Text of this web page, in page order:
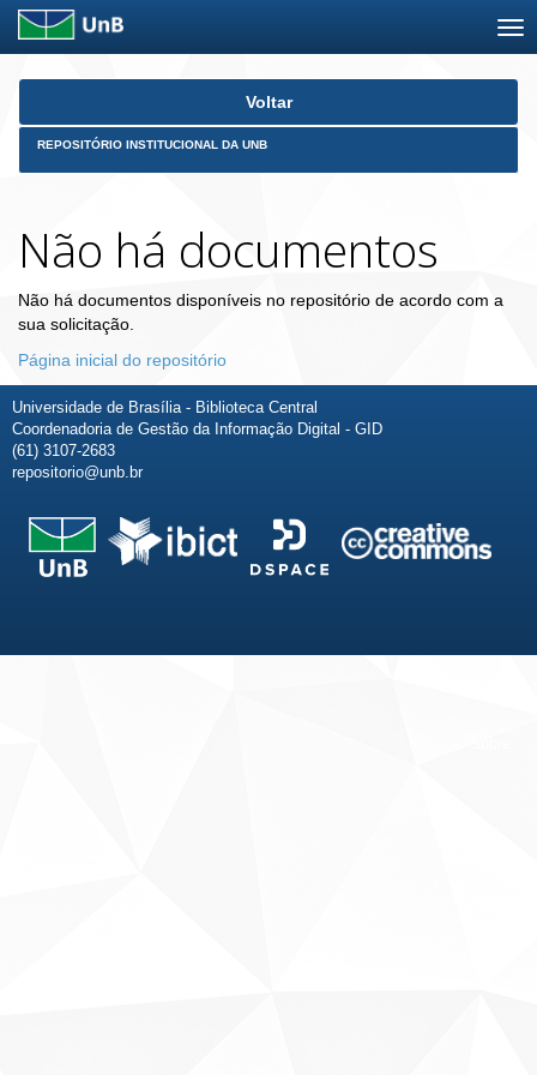
Skip
Voltar
REPOSITÓRIO INSTITUCIONAL DA UNB
Não há documentos
Não há documentos disponíveis no repositório de acordo com a
sua solicitação.
Página inicial do repositório
Universidade de Brasília - Biblioteca Central
Coordenadoria de Gestão da Informação Digital - GID
(61) 3107-2683
repositorio@unb.br